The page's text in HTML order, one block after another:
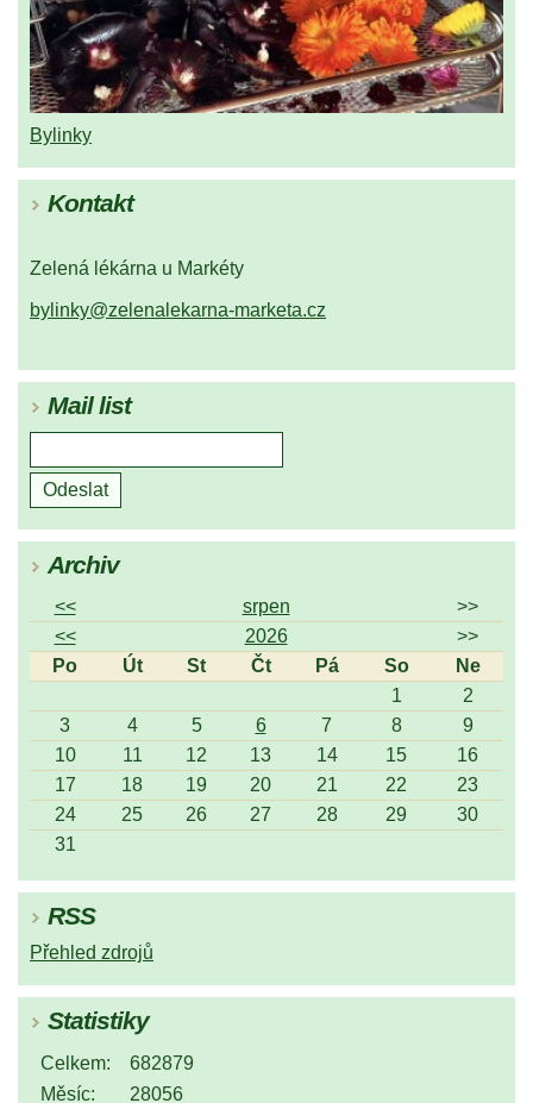
Bylinky
Kontakt
Zelená lékárna u Markéty
bylinky@zelenalekarna-marketa.cz
Mail list
Archiv
<< srpen
>>
<<
2026
>>
Po
Út St Čt Pá So
Ne
1
2
3
4 5 6 7 8
9
10
11 12 13 14 15
16
17
18 19 20 21 22
23
24
25 26 27 28 29
30
31
RSS
Přehled zdrojů
Statistiky
Celkem:
682879
Měsíc:
28056